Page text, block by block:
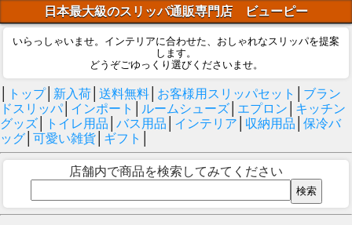
日本最大級のスリッパ通販専門店 ビューピー
いらっしゃいませ。インテリアに合わせた、おしゃれなスリッパを提案
します。
どうぞごゆっくり選びくださいませ。
トップ│ 新入荷 送料無料 お客様用スリッパセット
ブラン
ドスリッパ│ インポート ルームシューズ エプロン
キッチン
グッズ
トイレ用品 バス用品 インテリア 収納用品
保冷バ
ッグ 可愛い雑貨 ギフト
店舗内で商品を検索してみてください